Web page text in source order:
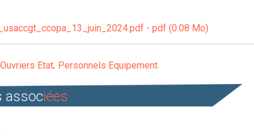
- pdf (0.08 Mo)
Ouvriers Etat Personnels Equipement
associées